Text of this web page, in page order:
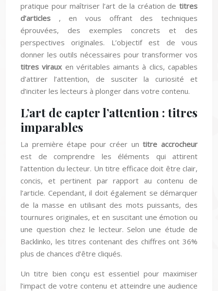
pratique pour maîtriser l’art de la création de titres
d’articles , en vous offrant des techniques
éprouvées, des exemples concrets et des
perspectives originales. L’objectif est de vous
donner les outils nécessaires pour transformer vos
titres viraux en véritables aimants à clics, capables
d’attirer l’attention, de susciter la curiosité et
d’inciter les lecteurs à plonger dans votre contenu.
L’art de capter l’attention : titres
imparables
La première étape pour créer untitre accrocheur
est de comprendre les éléments qui attirent
l’attention du lecteur. Un titre efficace doit être clair,
concis, et pertinent par rapport au contenu de
l’article. Cependant, il doit également se démarquer
de la masse en utilisant des mots puissants, des
tournures originales, et en suscitant une émotion ou
une question chez le lecteur. Selon une étude de
Backlinko, les titres contenant des chiffres ont 36%
plus de chances d’être cliqués.
Un titre bien conçu est essentiel pour maximiser
l’impact de votre contenu et atteindre une audience